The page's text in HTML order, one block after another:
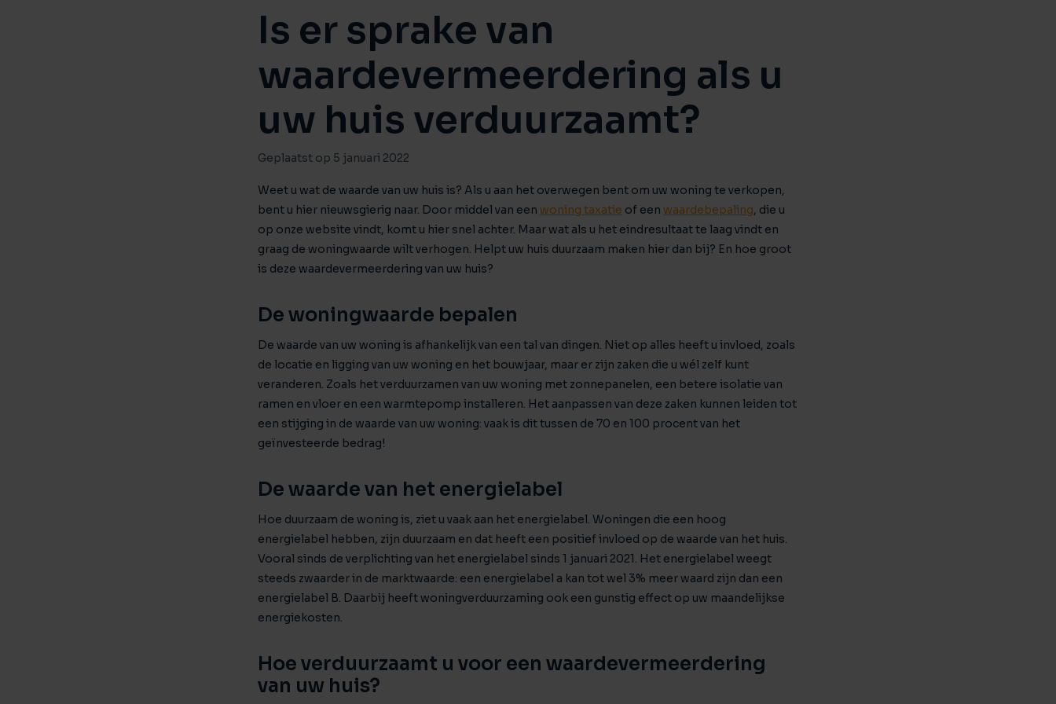
Huis verhuren
Vind een betrouwbare huurder
Gratis waardebepaling
Wat is jouw woning waard?
Taxatie huis
Reële waardering van onroerend goed
Gratis zoekopdracht
Verkocht
Recente transacties
Beleggingen
Rendabele investeringsmogelijkheden
Verkocht / verhuurd
Onlangs gesloten transacties
Taxaties
Weten wat je bedrijf waard is?
Is er sprake van
waardevermeerdering als u
uw huis verduurzaamt?
Geplaatst op 5 januari 2022
Weet u wat de waarde van uw huis is? Als u aan het overwegen bent om uw woning te verkopen,
bent u hier nieuwsgierig naar. Door middel van een woning taxatie of een waardebepaling, die u
op onze website vindt, komt u hier snel achter. Maar wat als u het eindresultaat te laag vindt en
graag de woningwaarde wilt verhogen. Helpt uw huis duurzaam maken hier dan bij? En hoe groot
is deze waardevermeerdering van uw huis?
De woningwaarde bepalen
De waarde van uw woning is afhankelijk van een tal van dingen. Niet op alles heeft u invloed, zoals
de locatie en ligging van uw woning en het bouwjaar, maar er zijn zaken die u wél zelf kunt
veranderen. Zoals het verduurzamen van uw woning met zonnepanelen, een betere isolatie van
ramen en vloer en een warmtepomp installeren. Het aanpassen van deze zaken kunnen leiden tot
een stijging in de waarde van uw woning: vaak is dit tussen de 70 en 100 procent van het
geïnvesteerde bedrag!
De waarde van het energielabel
Hoe duurzaam de woning is, ziet u vaak aan het energielabel. Woningen die een hoog
energielabel hebben, zijn duurzaam en dat heeft een positief invloed op de waarde van het huis.
Vooral sinds de verplichting van het energielabel sinds 1 januari 2021. Het energielabel weegt
steeds zwaarder in de marktwaarde: een energielabel a kan tot wel 3% meer waard zijn dan een
energielabel B. Daarbij heeft woningverduurzaming ook een gunstig effect op uw maandelijkse
energiekosten.
Hoe verduurzaamt u voor een waardevermeerdering
van uw huis?